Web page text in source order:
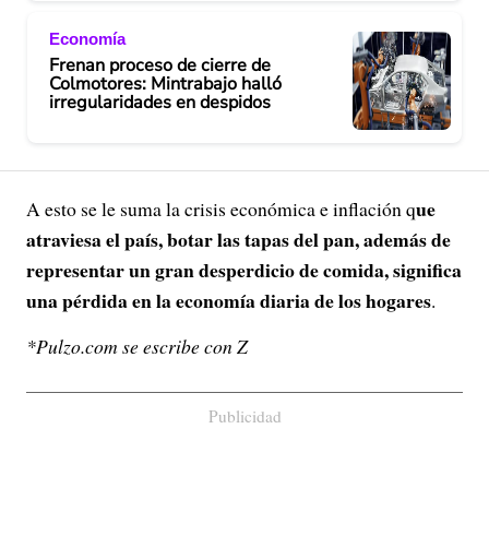
Economía
Frenan proceso de cierre de
Colmotores: Mintrabajo halló
irregularidades en despidos
A esto se le suma la crisis económica e inflación que
atraviesa el país, botar las tapas del pan, además de
representar un gran desperdicio de comida, significa
una pérdida en la economía diaria de los hogares.
*Pulzo.com se escribe con Z
Publicidad